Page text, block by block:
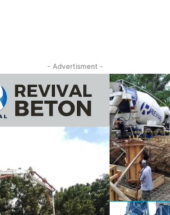
- Advertisment -